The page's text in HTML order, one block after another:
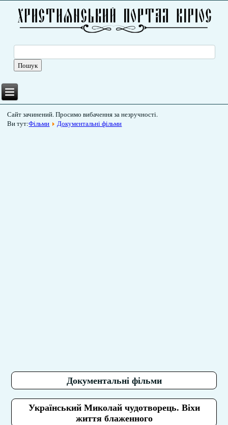
Сайт зачинений. Просимо вибачення за незручності.
Ви тут:Фільми Документальні фільми
Документальні фільми
Український Миколай чудотворець. Віхи
життя блаженного